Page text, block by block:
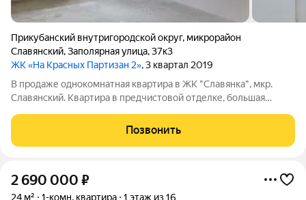
Прикубанский внутригородской округ, микрорайон
Славянский,Заполярная улица,37к3
ЖК «На Красных Партизан 2», 3 квартал 2019
В продаже однокомнатная квартира в ЖК "Славянка", мкр.
Славянский. Квартира в предчистовой отделке, большая
торговые центры, рестораны, супермаркеты, детский сад и
школа. Удобная транспортная
Позвонить
2 690 000 ₽
24 м² 1-комн. квартира 1 этаж из 16